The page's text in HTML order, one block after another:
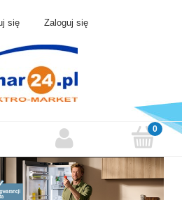
się Zaloguj się